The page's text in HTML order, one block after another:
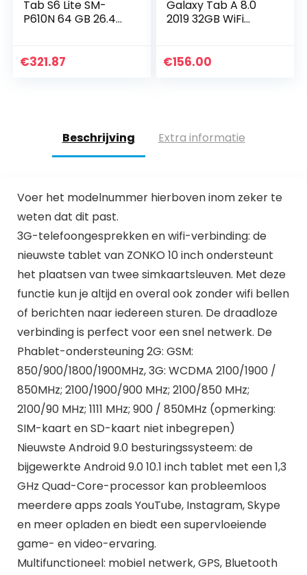
Tab S6 Lite SM-
P610N 64 GB 26.4
GB Wi-Fi 5
€321.87
Galaxy Tab A 8.0
2019 32GB WiFi
€156.00
Beschrijving Extra informatie
Voer het modelnummer hierboven inom zeker te
weten dat dit past.
3G-telefoongesprekken en wifi-verbinding: de
nieuwste tablet van ZONKO 10 inch ondersteunt
het plaatsen van twee simkaartsleuven. Met deze
functie kun je altijd en overal ook zonder wifi bellen
of berichten naar iedereen sturen. De draadloze
verbinding is perfect voor een snel netwerk. De
Phablet-ondersteuning 2G: GSM:
850/900/1800/1900MHz, 3G: WCDMA 2100/1900 /
850MHz; 2100/1900/900 MHz; 2100/850 MHz;
2100/90 MHz; 1111 MHz; 900 / 850MHz (opmerking:
SIM-kaart en SD-kaart niet inbegrepen)
Nieuwste Android 9.0 besturingssysteem: de
bijgewerkte Android 9.0 10.1 inch tablet met een 1,3
GHz Quad-Core-processor kan probleemloos
meerdere apps zoals YouTube, Instagram, Skype
en meer opladen en biedt een supervloeiende
game- en video-ervaring.
Multifunctioneel: mobiel netwerk, GPS, Bluetooth